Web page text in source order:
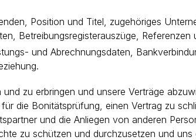
Position und Titel, zugehöriges
Betreibungsregisterauszüge,
und Abrechnungsdaten,
zu erbringen und unsere Verträge
die Bonitätsprüfung, einen Vertrag zu
und die Anliegen von anderen
zu schützen und durchzusetzen und